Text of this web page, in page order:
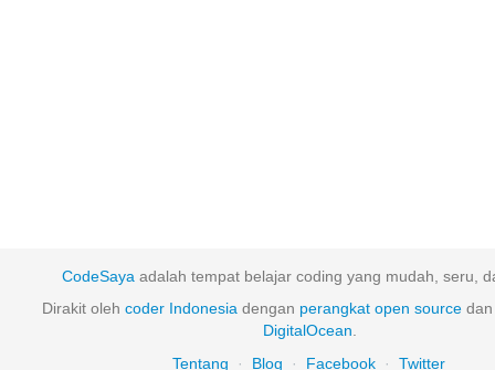
CodeSaya adalah tempat belajar coding yang mudah, seru,
Dirakit oleh coder Indonesia dengan perangkat open source
DigitalOcean
Tentang
· Blog · Facebook · Twitter